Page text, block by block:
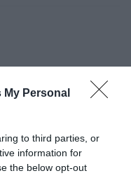
Personal
to third parties, or
information for
the below opt-out
BOGÁCSON, A
ÉRKE...